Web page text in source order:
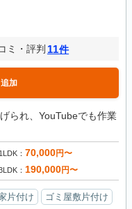
ミ・評判 11件
加
られ、YouTubeでも作業
1LDK 70,000円〜
190,000円〜
片付け
ゴミ屋敷片付け